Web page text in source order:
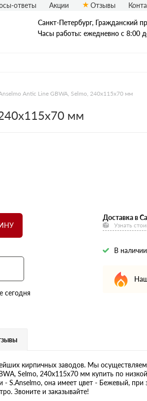
Санкт-Петербург, Граждaнский
Часы работы: ежедневно с 8:00
ответы Акции Отзывы
Antic Line GBWA, Selmo, 240х115х70 мм
мм
сегодня
Доставка в
Узнать
В наличии
кирпичных заводов. Мы
Selmo, 240х115х70 мм купить по
S.Anselmo, она имеет цвет - Бежевый,
Звоните и заказывайте!